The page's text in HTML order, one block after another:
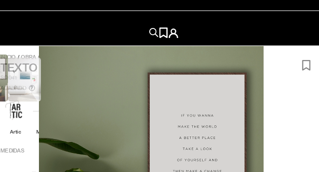
INICIO/OBRA GRÁFICA
TEXTO NATURE
SQ041
ACABADO
?
Artic Minimal
MEDIDAS